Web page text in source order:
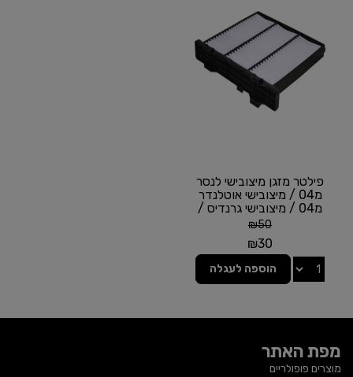
פילטר מזגן מיצובישי לנסר
מ04 / מיצובישי אוטלנדר
מ04 / מיצובישי גרנדיס /
מיצובישי...
₪50
₪30
הוספה לעגלה
מפת האתר
מוצרים פופולריים